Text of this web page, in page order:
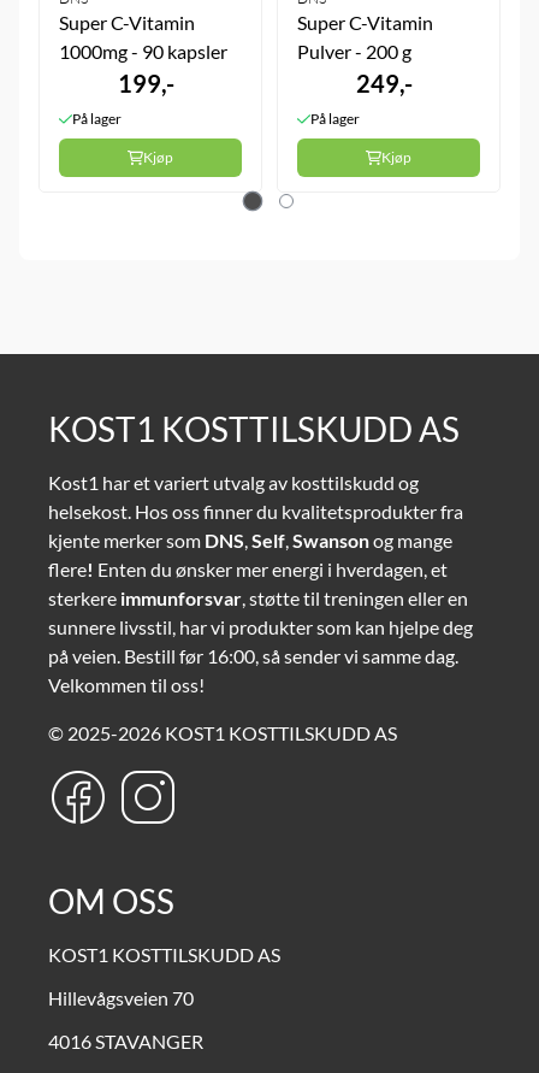
Super C-Vitamin
1000mg - 90 kapsler
199,-
På lager
Kjøp
Super C-Vitamin
Pulver - 200 g
249,-
På lager
Kjøp
KOST1 KOSTTILSKUDD AS
Kost1 har et variert utvalg av kosttilskudd og
helsekost. Hos oss finner du kvalitetsprodukter fra
kjente merker som DNS Self Swansonog mange
flere! Enten du ønsker mer energi i hverdagen, et
sterkere immunforsvar , støtte til treningen eller en
sunnere livsstil, har vi produkter som kan hjelpe deg
på veien. Bestill før 16:00, så sender vi samme dag.
Velkommen til oss!
© 2025-2026 KOST1 KOSTTILSKUDD AS
OM OSS
KOST1 KOSTTILSKUDD AS
Hillevågsveien 70
4016 STAVANGER